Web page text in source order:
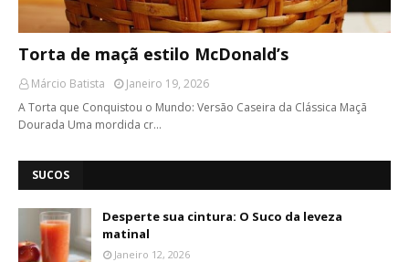
Torta de maçã estilo McDonald’s
Márcio Batista
Janeiro 19, 2026
A Torta que Conquistou o Mundo: Versão Caseira da Clássica Maçã
Dourada Uma mordida cr…
SUCOS
Desperte sua cintura: O Suco da leveza
matinal
Janeiro 12, 2026